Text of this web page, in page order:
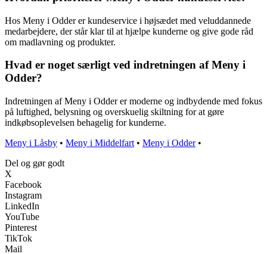
Hos Meny i Odder er kundeservice i højsædet med veluddannede
medarbejdere, der står klar til at hjælpe kunderne og give gode råd
om madlavning og produkter.
Hvad er noget særligt ved indretningen af Meny i
Odder?
Indretningen af Meny i Odder er moderne og indbydende med fokus
på luftighed, belysning og overskuelig skiltning for at gøre
indkøbsoplevelsen behagelig for kunderne.
Meny i Låsby • Meny i Middelfart • Meny i Odder•
Del og gør godt
X
Facebook
Instagram
LinkedIn
YouTube
Pinterest
TikTok
Mail